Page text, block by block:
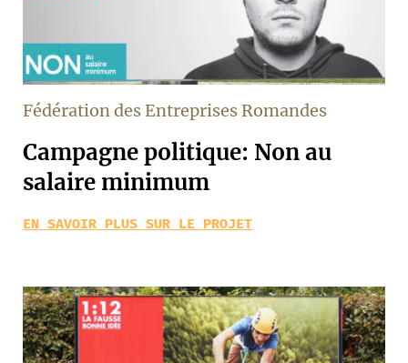
Fédération des Entreprises Romandes
Campagne politique: Non au
salaire minimum
EN SAVOIR PLUS SUR LE PROJET